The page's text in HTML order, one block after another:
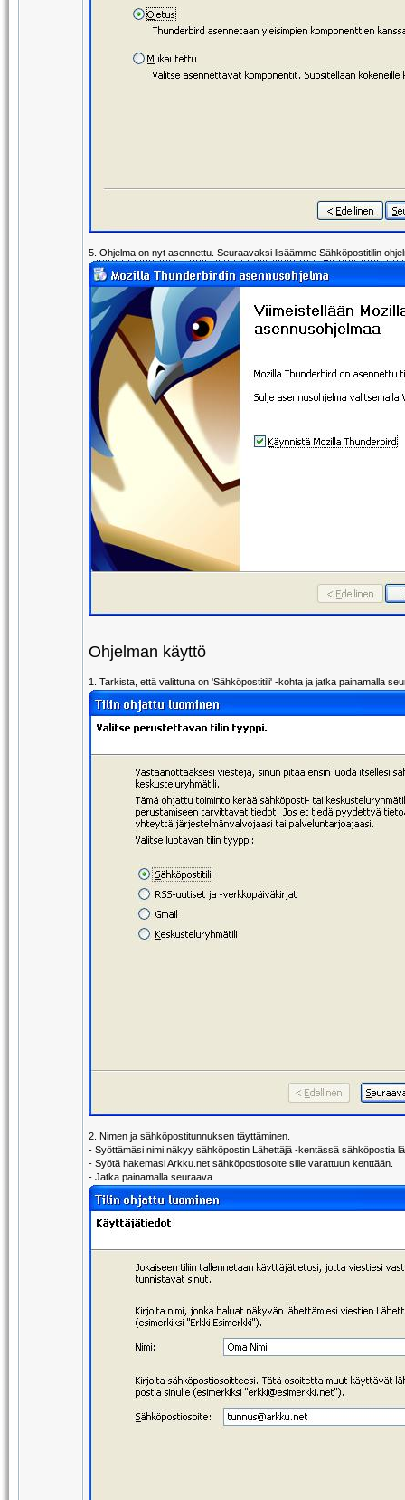
5. Ohjelma on nyt asennettu. Seuraavaksi lisäämme Sähköpostitilin
Ohjelman käyttö
1. Tarkista, että valittuna on 'Sähköpostitili' -kohta ja jatka painamalla
2. Nimen ja sähköpostitunnuksen täyttäminen.
- Syöttämäsi nimi näkyy sähköpostin Lähettäjä -kentässä sähköpostia
- Syötä hakemasi Arkku.net sähköpostiosoite sille varattuun kenttään.
- Jatka painamalla seuraava